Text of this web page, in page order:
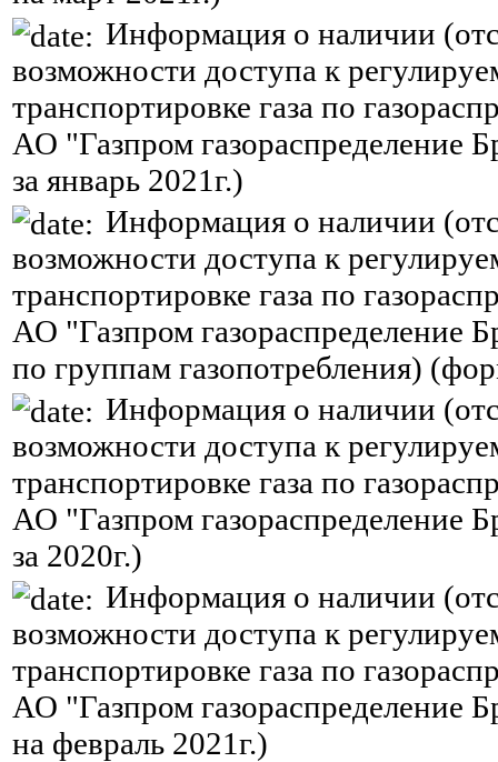
Информация о наличии
возможности доступа к
транспортировке газа по
АО "Газпром газораспределение
за январь 2021г.)
Информация о наличии
возможности доступа к
транспортировке газа по
АО "Газпром газораспределение
по группам газопотребления)
Информация о наличии
возможности доступа к
транспортировке газа по
АО "Газпром газораспределение
за 2020г.)
Информация о наличии
возможности доступа к
транспортировке газа по
АО "Газпром газораспределение
на февраль 2021г.)